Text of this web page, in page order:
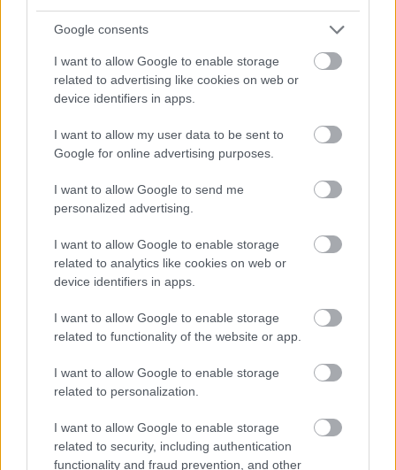
Google consents
I want to allow Google to enable storage
related to advertising like cookies on web or
device identifiers in apps.
I want to allow my user data to be sent to
Google for online advertising purposes.
I want to allow Google to send me
personalized advertising.
I want to allow Google to enable storage
related to analytics like cookies on web or
device identifiers in apps.
I want to allow Google to enable storage
related to functionality of the website or app.
I want to allow Google to enable storage
related to personalization.
I want to allow Google to enable storage
related to security, including authentication
functionality and fraud prevention, and other
Brazíliában legalább olyan szerteágazóan sokszínű
kultúrája van a táncnak, mint a zenének. Ebből
próbál átadni valamit Budapesten a Brazil
Kulturális Központ, legközelebb épp most
szombaton és vasárnap, a Palatinus Strandon zajló
Brazil Latin Hétvégén. A központ egyik…
Nemszamba – brazil pop & rock